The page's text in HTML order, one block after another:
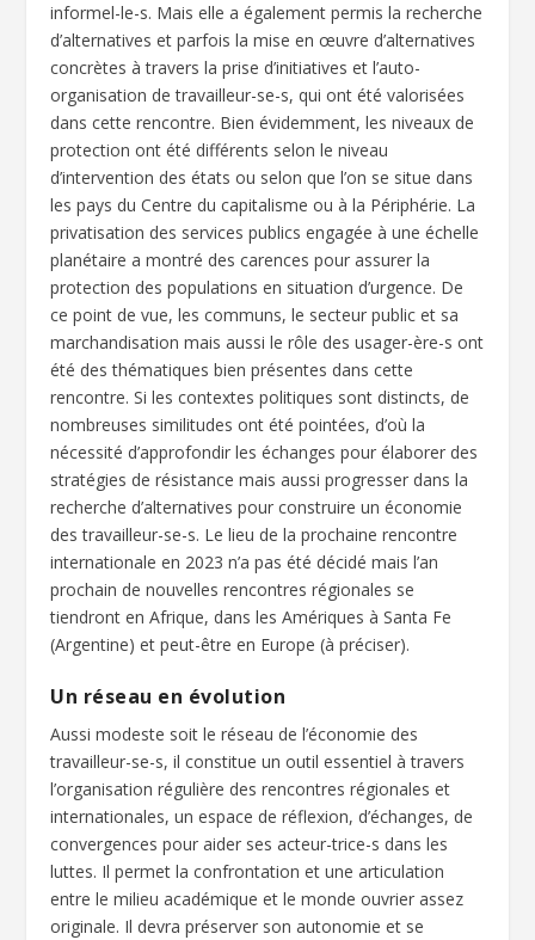
informel-le-s. Mais elle a également permis la recherche
d’alternatives et parfois la mise en œuvre d’alternatives
concrètes à travers la prise d’initiatives et l’auto-
organisation de travailleur-se-s, qui ont été valorisées
dans cette rencontre. Bien évidemment, les niveaux de
protection ont été différents selon le niveau
d’intervention des états ou selon que l’on se situe dans
les pays du Centre du capitalisme ou à la Périphérie. La
privatisation des services publics engagée à une échelle
planétaire a montré des carences pour assurer la
protection des populations en situation d’urgence. De
ce point de vue, les communs, le secteur public et sa
marchandisation mais aussi le rôle des usager-ère-s ont
été des thématiques bien présentes dans cette
rencontre. Si les contextes politiques sont distincts, de
nombreuses similitudes ont été pointées, d’où la
nécessité d’approfondir les échanges pour élaborer des
stratégies de résistance mais aussi progresser dans la
recherche d’alternatives pour construire un économie
des travailleur-se-s. Le lieu de la prochaine rencontre
internationale en 2023 n’a pas été décidé mais l’an
prochain de nouvelles rencontres régionales se
tiendront en Afrique, dans les Amériques à Santa Fe
(Argentine) et peut-être en Europe (à préciser).
Un réseau en évolution
Aussi modeste soit le réseau de l’économie des
travailleur-se-s, il constitue un outil essentiel à travers
l’organisation régulière des rencontres régionales et
internationales, un espace de réflexion, d’échanges, de
convergences pour aider ses acteur-trice-s dans les
luttes. Il permet la confrontation et une articulation
entre le milieu académique et le monde ouvrier assez
originale. Il devra préserver son autonomie et se